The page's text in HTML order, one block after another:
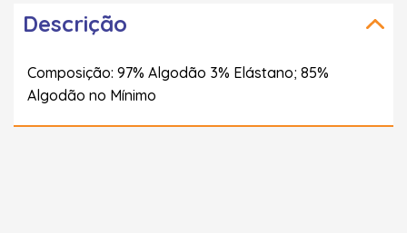
Descrição
Composição: 97% Algodão 3% Elástano; 85%
Algodão no Mínimo